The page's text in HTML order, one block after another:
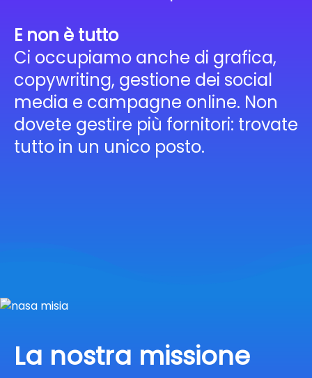
E non è tutto
Ci occupiamo anche di grafica,
copywriting, gestione dei social
media e campagne online. Non
dovete gestire più fornitori: trovate
tutto in un unico posto.
La nostra missione